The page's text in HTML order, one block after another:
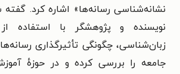
نشانه‌شناسی رسانه‌ها» اشاره کرد.
نویسنده و پژوهشگر با استفاده
زبان‌شناسی، چگونگی تأثیرگذاری
جامعه را بررسی کرده و در حوزهٔ